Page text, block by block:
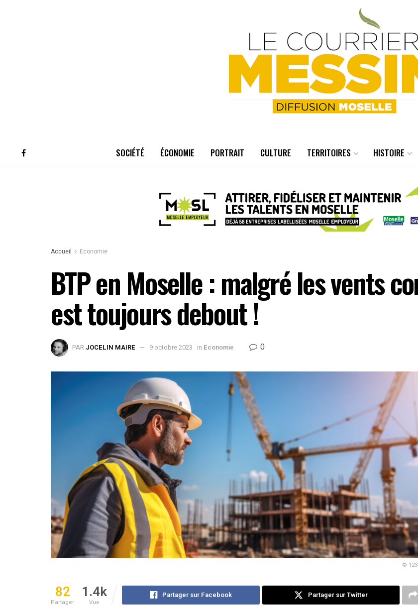
SOCIÉTÉ ÉCONOMIE PORTRAIT CULTURE TERRITOIRES HISTOIRE
Accueil Economie
BTP en Moselle : malgré les vents
est toujours debout !
PAR JOCELIN MAIRE 9 octobre 2023 in Economie 0
©
82
Partager
1.4k
Vue
Partager sur Facebook Partager sur Twitter